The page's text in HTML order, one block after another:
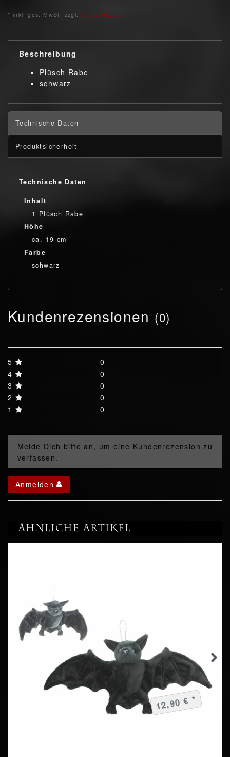
* inkl. ges. MwSt. zzgl. Versandkosten
Beschreibung
Plüsch Rabe
schwarz
Technische Daten
Produktsicherheit
Technische Daten
Inhalt
1 Plüsch Rabe
Höhe
ca. 19 cm
Farbe
schwarz
Kundenrezensionen (0)
5
0
4
0
3
0
2
0
1
0
Melde Dich bitte an, um eine Kundenrezension zu
verfassen.
Anmelden
Ähnliche Artikel
12,90 € *